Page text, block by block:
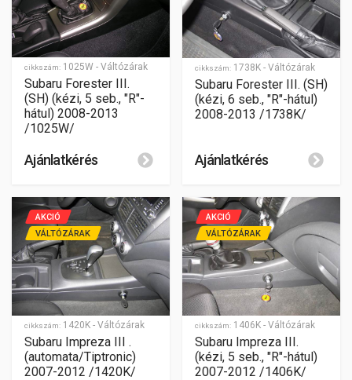
cikkszám: 1025W - Váltózárak
Subaru Forester III.
(SH) (kézi, 5 seb., "R"-
hátul) 2008-2013
/1025W/
Ajánlatkérés
cikkszám: 1738K - Váltózárak
Subaru Forester III. (SH)
(kézi, 6 seb., "R"-hátul)
2008-2013 /1738K/
Ajánlatkérés
cikkszám: 1420K - Váltózárak
AKCIÓ
VÁLTÓZÁRAK
Subaru Impreza III .
(automata/Tiptronic)
2007-2012 /1420K/
cikkszám: 1406K - Váltózárak
AKCIÓ
VÁLTÓZÁRAK
Subaru Impreza III.
(kézi, 5 seb., "R"-hátul)
2007-2012 /1406K/